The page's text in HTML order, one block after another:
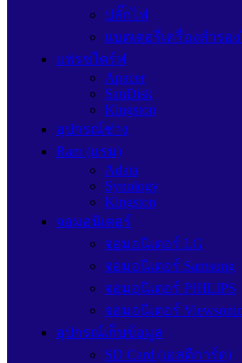
ปลั๊กไฟ
แบตเตอรี่เครื่องสำรอ
แฟรชไดร์ฟ
Apacer
SanDisk
Kingston
อุปกรณ์ช่าง
Ram (แรม)
Adata
Synology
Kingston
จอมอนิเตอร์
จอมอนิเตอร์ LG
จอมอนิเตอร์ Samsung
จอมอนิเตอร์ PHILIPS
จอมอนิเตอร์ Viewsonic
อุปกรณ์เก็บข้อมูล
SD Card (เอสดีการ์ด)